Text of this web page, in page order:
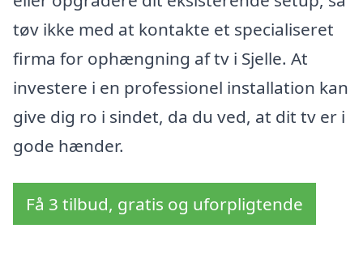
tøv ikke med at kontakte et specialiseret
firma for ophængning af tv i Sjelle. At
investere i en professionel installation kan
give dig ro i sindet, da du ved, at dit tv er i
gode hænder.
Få 3 tilbud, gratis og uforpligtende